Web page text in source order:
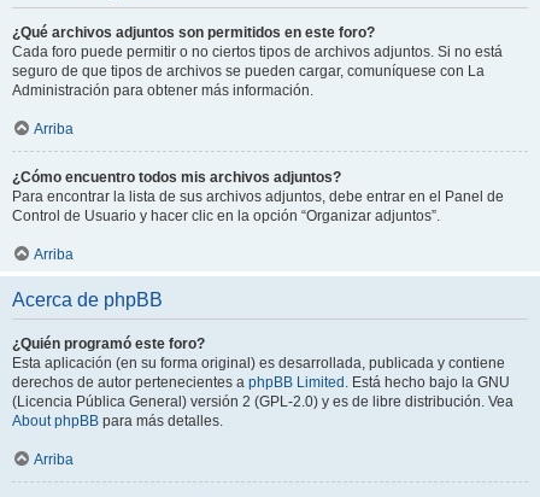
¿Qué archivos adjuntos son permitidos en este foro?
Cada foro puede permitir o no ciertos tipos de archivos adjuntos. Si no está
seguro de que tipos de archivos se pueden cargar, comuníquese con La
Administración para obtener más información.
Arriba
¿Cómo encuentro todos mis archivos adjuntos?
Para encontrar la lista de sus archivos adjuntos, debe entrar en el Panel de
Control de Usuario y hacer clic en la opción “Organizar adjuntos”.
Arriba
Acerca de phpBB
¿Quién programó este foro?
Esta aplicación (en su forma original) es desarrollada, publicada y contiene
derechos de autor pertenecientes a phpBB Limited . Está hecho bajo la GNU
(Licencia Pública General) versión 2 (GPL-2.0) y es de libre distribución. Vea
About phpBB para más detalles.
Arriba